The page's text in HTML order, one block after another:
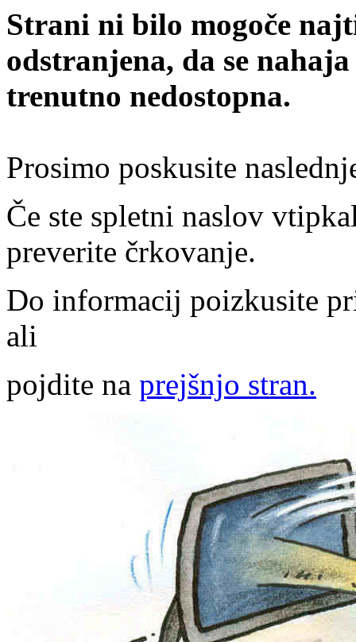
Strani ni bilo mogoče
odstranjena, da se
trenutno nedostopna.
Prosimo poskusite
Če ste spletni naslov
preverite črkovanje.
Do informacij poizkusite
ali
pojdite na prejšnjo stran.